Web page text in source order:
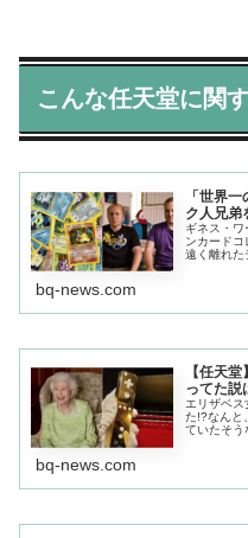
こんな任天堂に関
「世界
ク人兄弟
ギネス・
ンカード
遠く離れた
bq-news.com
【任天
ってた説
エリザベス
た!?なんと
ていたそう
bq-news.com